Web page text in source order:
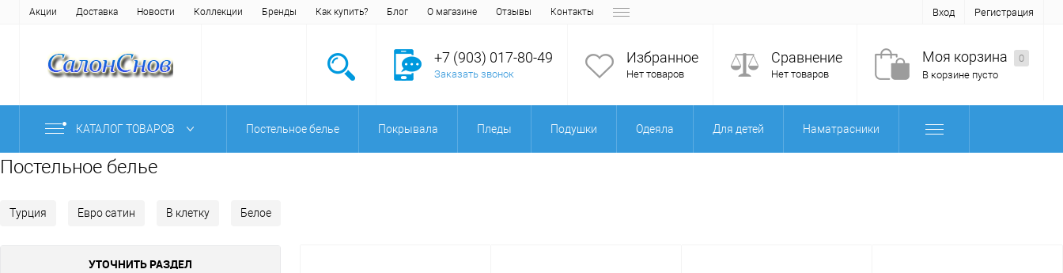
Акции Доставка Новости Коллекции Бренды Как купить? Блог О магазине Отзывы Контакты Вход Регистрация
+7 (903) 017-80-49
Заказать звонок
Избранное
Нет товаров
Сравнение
Нет товаров
Моя корзина
0
В корзине пусто
КАТАЛОГ ТОВАРОВ Постельное белье Покрывала Пледы Подушки Одеяла Для детей Наматрасники
Постельное белье
Турция Евро сатин В клетку Белое
УТОЧНИТЬ РАЗДЕЛ